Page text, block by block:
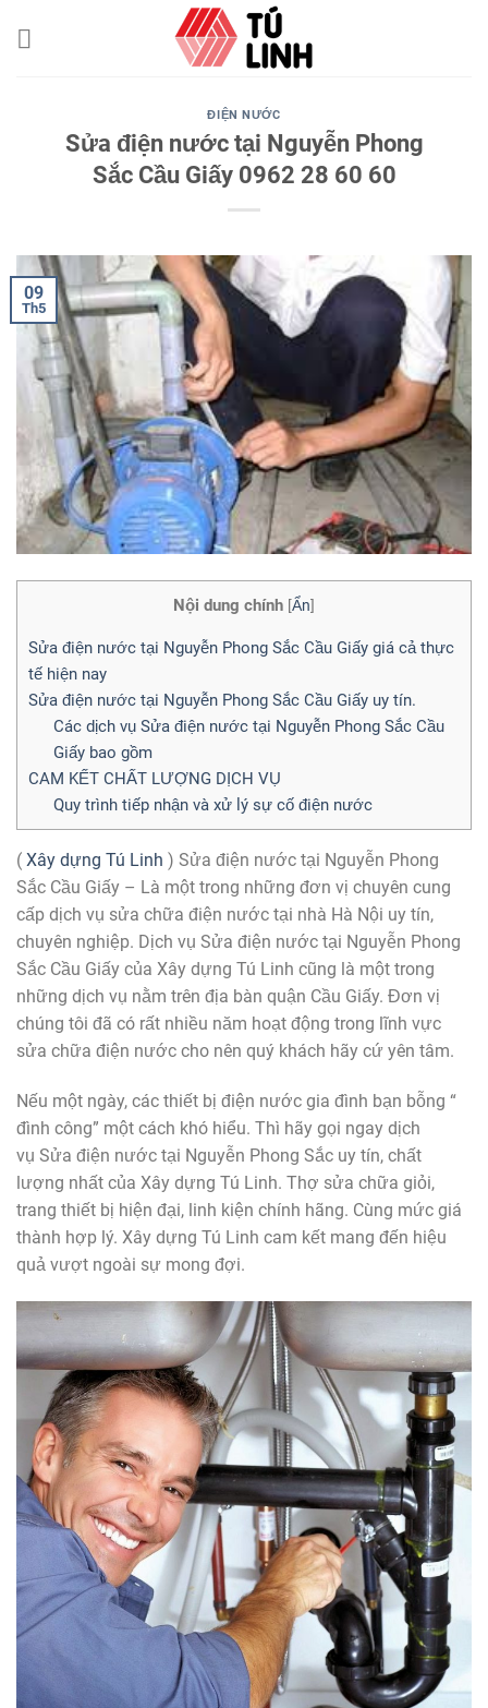
ĐIỆN NƯỚC
Sửa điện nước tại Nguyễn Phong
Sắc Cầu Giấy 0962 28 60 60
09
Th5
Nội dung chính [Ẩn]
Sửa điện nước tại Nguyễn Phong Sắc Cầu Giấy giá cả thực
tế hiện nay
Sửa điện nước tại Nguyễn Phong Sắc Cầu Giấy uy tín.
Các dịch vụ Sửa điện nước tại Nguyễn Phong Sắc Cầu
Giấy bao gồm
CAM KẾT CHẤT LƯỢNG DỊCH VỤ
Quy trình tiếp nhận và xử lý sự cố điện nước
( Xây dựng Tú Linh ) Sửa điện nước tại Nguyễn Phong
Sắc Cầu Giấy – Là một trong những đơn vị chuyên cung
cấp dịch vụ sửa chữa điện nước tại nhà Hà Nội uy tín,
chuyên nghiệp. Dịch vụ Sửa điện nước tại Nguyễn Phong
Sắc Cầu Giấy của Xây dựng Tú Linh cũng là một trong
những dịch vụ nằm trên địa bàn quận Cầu Giấy. Đơn vị
chúng tôi đã có rất nhiều năm hoạt động trong lĩnh vực
sửa chữa điện nước cho nên quý khách hãy cứ yên tâm.
Nếu một ngày, các thiết bị điện nước gia đình bạn bỗng “
đình công” một cách khó hiểu. Thì hãy gọi ngay dịch
vụ Sửa điện nước tại Nguyễn Phong Sắc uy tín, chất
lượng nhất của Xây dựng Tú Linh. Thợ sửa chữa giỏi,
trang thiết bị hiện đại, linh kiện chính hãng. Cùng mức giá
thành hợp lý. Xây dựng Tú Linh cam kết mang đến hiệu
quả vượt ngoài sự mong đợi.